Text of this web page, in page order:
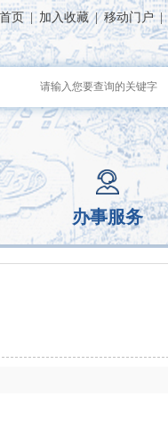
页 | 加入收藏 | 移动门户 |
办事服务